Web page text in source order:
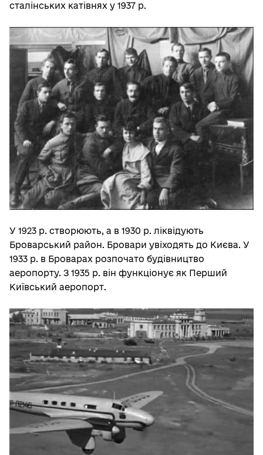
сталінських катівнях у 1937 р.
У 1923 р. створюють, а в 1930 р. ліквідують
Броварський район. Бровари увіходять до Києва. У
1933 р. в Броварах розпочато будівництво
аеропорту. З 1935 р. він функціонує як Перший
Київський аеропорт.